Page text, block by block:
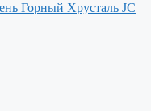
Горный Хрусталь JC